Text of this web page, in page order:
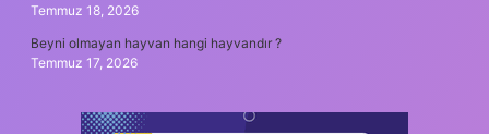
Temmuz 18, 2026
Beyni olmayan hayvan hangi hayvandır ?
Temmuz 17, 2026